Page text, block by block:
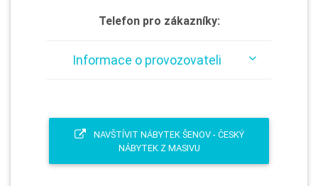
Telefon pro zákazníky:
Informace o provozovateli
NAVŠTÍVIT NÁBYTEK ŠENOV - ČESKÝ
NÁBYTEK Z MASIVU